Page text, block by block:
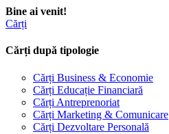
Bine ai venit!
Cărți
Cărți după tipologie
Cărți Business & Economie
Cărți Educație Financiară
Cărți Antreprenoriat
Cărți Marketing & Comunicare
Cărți Dezvoltare Personală